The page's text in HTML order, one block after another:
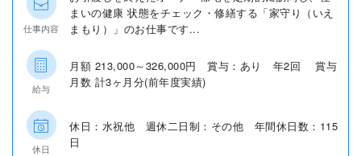
仕事内容
まいの健康 状態をチェック・修繕する「家守り（いえ
まもり）」のお仕事です...
給与
月額 213,000～326,000円 賞与：あり 年2回 賞与
月数 計3ヶ月分(前年度実績)
休日
休日：水祝他 週休二日制：その他 年間休日数：115
日